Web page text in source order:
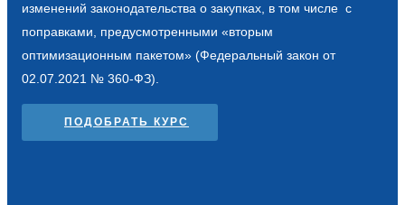
изменений законодательства о закупках, в том числе с
поправками, предусмотренными «вторым
оптимизационным пакетом» (Федеральный закон от
02.07.2021 № 360-ФЗ).
ПОДОБРАТЬ КУРС